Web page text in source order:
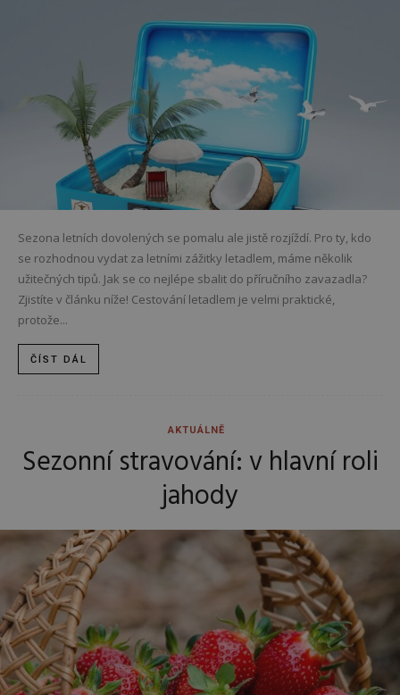
Sezona letních dovolených se pomalu ale jistě rozjíždí. Pro ty, kdo
se rozhodnou vydat za letními zážitky letadlem, máme několik
užitečných tipů. Jak se co nejlépe sbalit do příručního zavazadla?
Zjistíte v článku níže! Cestování letadlem je velmi praktické,
protože...
ČÍST DÁL
AKTUÁLNĚ
Sezonní stravování: v hlavní roli
jahody